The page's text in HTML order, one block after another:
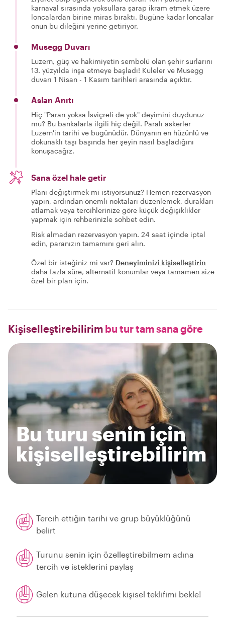
karnaval sırasında yoksullara şarap ikram etmek üzere
loncalardan birine miras bıraktı. Bugüne kadar loncalar
onun bu dileğini yerine getiriyor.
Musegg Duvarı
Luzern, güç ve hakimiyetin sembolü olan şehir surlarını
13. yüzyılda inşa etmeye başladı! Kuleler ve Musegg
duvarı 1 Nisan - 1 Kasım tarihleri arasında açıktır.
Aslan Anıtı
Hiç "Paran yoksa İsviçreli de yok" deyimini duydunuz
mu? Bu bankalarla ilgili hiç değil. Paralı askerler
Luzern'in tarihi ve bugünüdür. Dünyanın en hüzünlü ve
dokunaklı taşı başında her şeyin nasıl başladığını
konuşacağız.
Sana özel hale getir
Planı değiştirmek mi istiyorsunuz? Hemen rezervasyon
yapın, ardından önemli noktaları düzenlemek, durakları
atlamak veya tercihlerinize göre küçük değişiklikler
yapmak için rehberinizle sohbet edin.
Risk almadan rezervasyon yapın. 24 saat içinde iptal
edin, paranızın tamamını geri alın.
Özel bir isteğiniz mi var? Deneyiminizi kişiselleştirin
daha fazla süre, alternatif konumlar veya tamamen size
özel bir plan için.
Kişiselleştirebilirim bu tur tam sana göre
Bu turu senin için
kişiselleştirebilirim
Tercih ettiğin tarihi ve grup büyüklüğünü
belirt
Turunu senin için özelleştirebilmem adına
tercih ve isteklerini paylaş
Gelen kutuna düşecek kişisel teklifimi bekle!